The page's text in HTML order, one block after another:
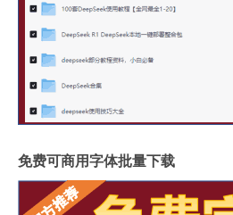
免费可商用字体批量下载